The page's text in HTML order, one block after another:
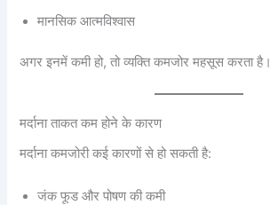
मानसिक आत्मविश्वास
अगर इनमें कमी हो, तो व्यक्ति कमजोर महसूस करता है।
मर्दाना ताकत कम होने के कारण
मर्दाना कमजोरी कई कारणों से हो सकती है:
जंक फूड और पोषण की कमी